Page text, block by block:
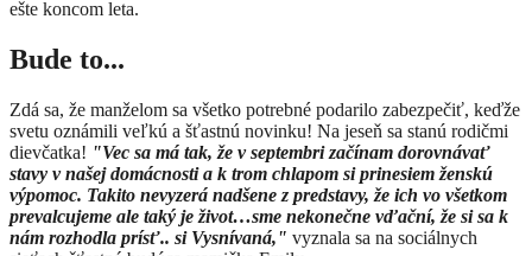
ešte koncom leta.
Bude to...
Zdá sa, že manželom sa všetko potrebné podarilo zabezpečiť, keďže
svetu oznámili veľkú a šťastnú novinku! Na jeseň sa stanú rodičmi
dievčatka! "Vec sa má tak, že v septembri začínam dorovnávať
stavy v našej domácnosti a k trom chlapom si prinesiem ženskú
výpomoc. Takito nevyzerá nadšene z predstavy, že ich vo všetkom
prevalcujeme ale taký je život…sme nekonečne vďační, že si sa k
nám rozhodla prísť.. si Vysnívaná," vyznala sa na sociálnych